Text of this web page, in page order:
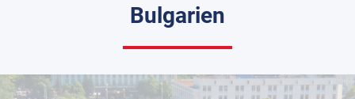
Bulgarien